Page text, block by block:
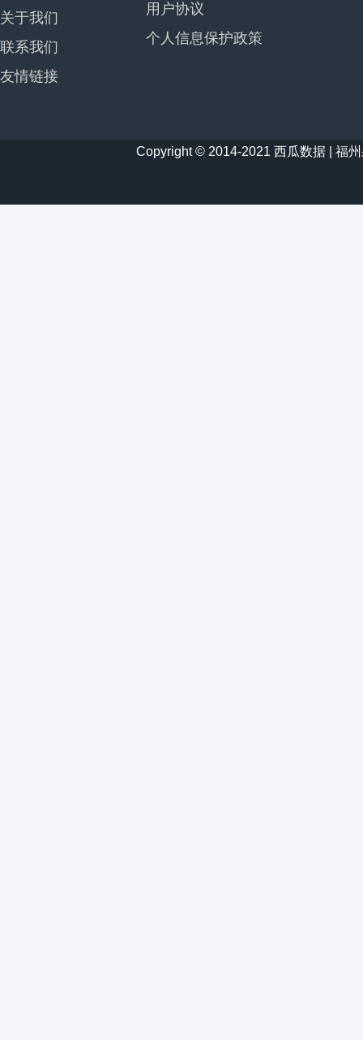
关于我们
联系我们
友情链接
用户协议
个人信息保护政策
Copyright © 2014-2021 西瓜数据 | 福